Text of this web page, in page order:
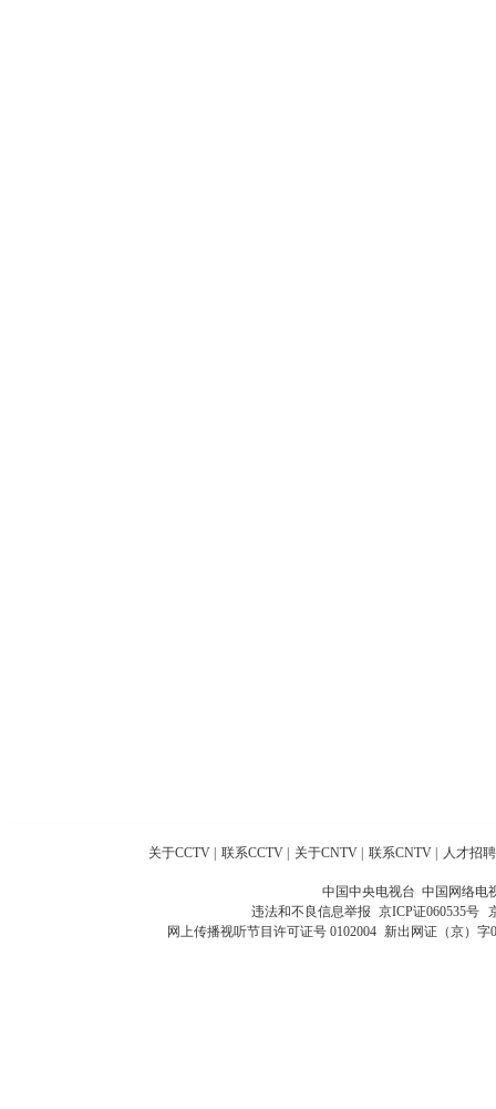
关于CCTV 联系CCTV 关于CNTV 联系CNTV 人才招聘
中国中央电视台 中国网络电
违法和不良信息举报 京ICP证060535号
网上传播视听节目许可证号 0102004 新出网证（京）